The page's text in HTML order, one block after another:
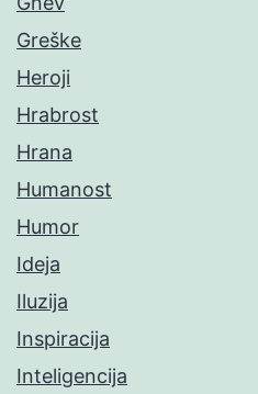
Greške
Heroji
Hrabrost
Hrana
Humanost
Humor
Ideja
Iluzija
Inspiracija
Inteligencija